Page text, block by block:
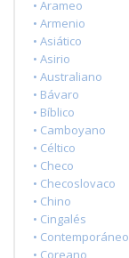
• Arameo
• Armenio
• Asiático
• Asirio
• Australiano
• Bávaro
• Bíblico
• Camboyano
• Céltico
• Checo
• Checoslovaco
• Chino
• Cingalés
• Contemporáneo
• Coreano